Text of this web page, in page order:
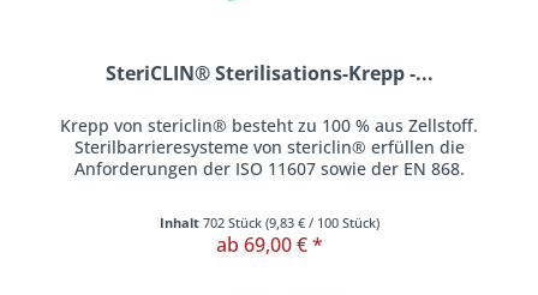
SteriCLIN® Sterilisations-Krepp -...
Krepp von stericlin® besteht zu 100 % aus Zellstoff.
Sterilbarrieresysteme von stericlin® erfüllen die
Anforderungen der ISO 11607 sowie der EN 868.
Inhalt 702 Stück (9,83 €/ 100 Stück)
ab 69,00 € *